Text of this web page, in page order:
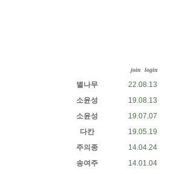
join login
별나무
22.08.13
소윤성
19.08.13
소윤성
19.07.07
다칸
19.05.19
주의종
14.04.24
송여주
14.01.04